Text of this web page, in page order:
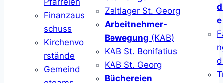
Pfarreien
Finanzaus
schuss
Kirchenvo
rstände
Gemeind
Zeltlager St. Georg
Arbeitnehmer-
Bewegung (KAB)
KAB St. Bonifatius
KAB St. Georg
Büchereien
e